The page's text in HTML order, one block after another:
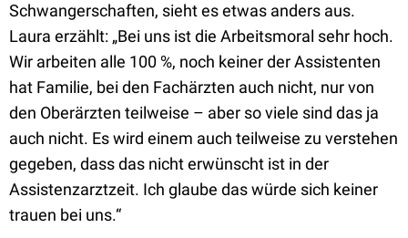
Schwangerschaften, sieht es etwas anders aus.
Laura erzählt: „Bei uns ist die Arbeitsmoral sehr hoch.
Wir arbeiten alle 100 %, noch keiner der Assistenten
hat Familie, bei den Fachärzten auch nicht, nur von
den Oberärzten teilweise – aber so viele sind das ja
auch nicht. Es wird einem auch teilweise zu verstehen
gegeben, dass das nicht erwünscht ist in der
Assistenzarztzeit. Ich glaube das würde sich keiner
trauen bei uns.“